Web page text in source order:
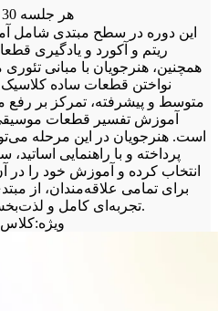
هر جلسه 30 دقیقه ای
این دوره در سطح مبتدی شامل
ریتم و آکورد و یادگیری
همچنین، هنرجویان با مبانی
نواختن قطعات ساده
متوسط و پیشرفته، تمرکز بر رفع
آموزش تفسیر قطعات
است. هنرجویان در این مرحله
پرداخته و با راهنمایی
انتخاب کرده و آموزش خود را در
برای تمامی علاقه‌مندان، از
تجربه‌ای کامل و لذت‌بخش از یادگیری گیتار را ارائه دهند.
ویژه: